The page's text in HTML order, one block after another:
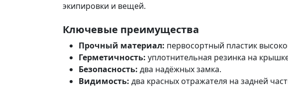
экипировки и вещей.
Ключевые преимущества
Прочный материал: первосортный пластик
Герметичность: уплотнительная резинка на
Безопасность: два надёжных замка.
Видимость: два красных отражателя на задней